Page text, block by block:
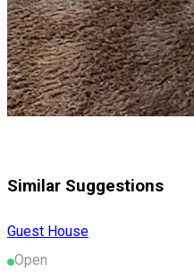
Similar Suggestions
Guest House
Open